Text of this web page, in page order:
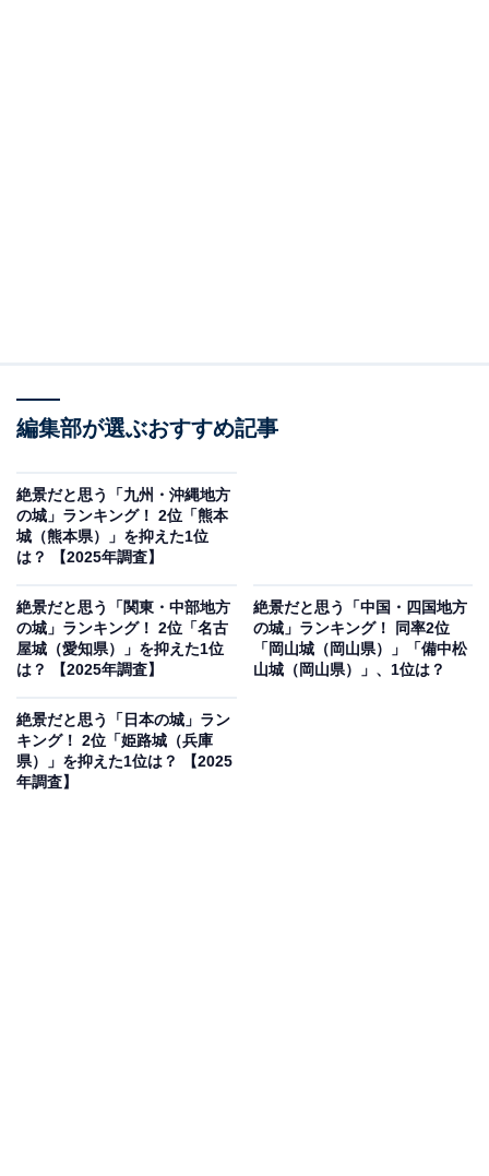
編集部が選ぶおすすめ記事
絶景だと思う「九州・沖縄地方
の城」ランキング！ 2位「熊本
城（熊本県）」を抑えた1位
は？ 【2025年調査】
絶景だと思う「関東・中部地方
の城」ランキング！ 2位「名古
屋城（愛知県）」を抑えた1位
は？ 【2025年調査】
絶景だと思う「中国・四国地方
の城」ランキング！ 同率2位
「岡山城（岡山県）」「備中松
山城（岡山県）」、1位は？
絶景だと思う「日本の城」ラン
キング！ 2位「姫路城（兵庫
県）」を抑えた1位は？ 【2025
年調査】